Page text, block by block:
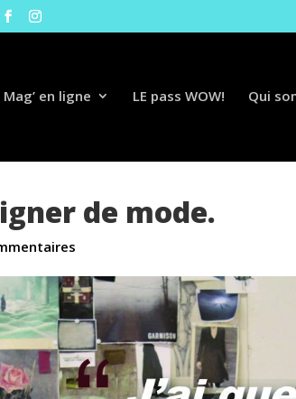
Mag’ en ligne LE pass WOW! Qui
de mode.